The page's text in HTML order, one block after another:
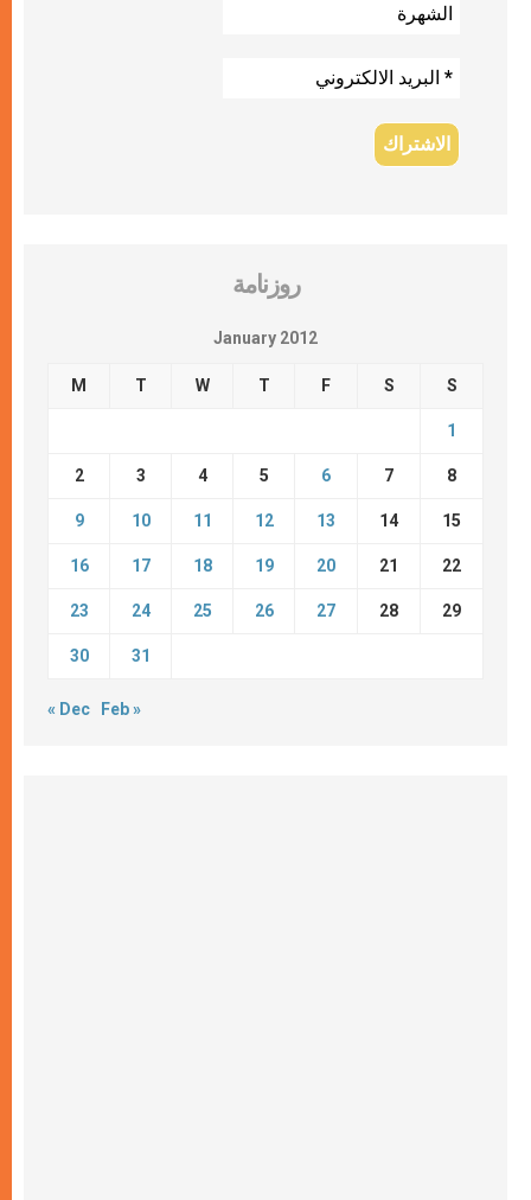
روزنامة
January 2012
M T W T F S S
1
2 3 4 5 6 7 8
9 10 11 12 13 14 15
16 17 18 19 20 21 22
23 24 25 26 27 28 29
30 31
« Dec Feb »